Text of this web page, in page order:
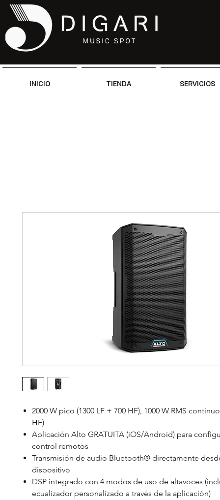
INICIO TIENDA SERVICIOS
2000 W pico (1300 LF + 700 HF), 1000 W RMS
HF)
Aplicación Alto GRATUITA (iOS/Android) para
control remotos
Transmisión de audio Bluetooth® directamente
dispositivo
DSP integrado con 4 modos de uso de altavoces
ecualizador personalizado a través de la aplicación)